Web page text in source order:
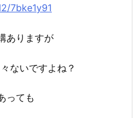
7bke1y91
ありますが
ないですよね？
っても